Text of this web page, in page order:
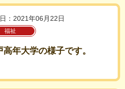
：2021年06月22日
福祉
高年大学の様子です。